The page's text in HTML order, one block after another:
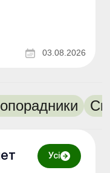
за ст. 102
03.08.2026
Усі